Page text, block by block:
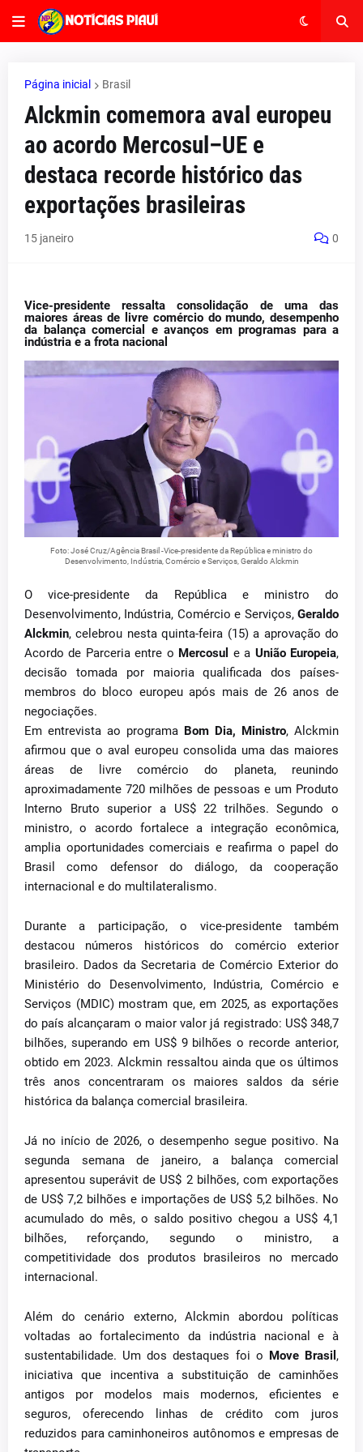
Página inicial Brasil
Alckmin comemora aval europeu
ao acordo Mercosul–UE e
destaca recorde histórico das
exportações brasileiras
15 janeiro 0
Vice-presidente ressalta consolidação de uma das
maiores áreas de livre comércio do mundo, desempenho
da balança comercial e avanços em programas para a
indústria e a frota nacional
Foto: José Cruz/Agência Brasil -Vice-presidente da República e ministro do
Desenvolvimento, Indústria, Comércio e Serviços, Geraldo Alckmin
O vice-presidente da República e ministro do
Desenvolvimento, Indústria, Comércio e Serviços, Geraldo
Alckmin, celebrou nesta quinta-feira (15) a aprovação do
Acordo de Parceria entre o Mercosul e a União Europeia,
decisão tomada por maioria qualificada dos países-
membros do bloco europeu após mais de 26 anos de
negociações.
Em entrevista ao programa Bom Dia, Ministro, Alckmin
afirmou que o aval europeu consolida uma das maiores
áreas de livre comércio do planeta, reunindo
aproximadamente 720 milhões de pessoas e um Produto
Interno Bruto superior a US$ 22 trilhões. Segundo o
ministro, o acordo fortalece a integração econômica,
amplia oportunidades comerciais e reafirma o papel do
Brasil como defensor do diálogo, da cooperação
internacional e do multilateralismo.
Durante a participação, o vice-presidente também
destacou números históricos do comércio exterior
brasileiro. Dados da Secretaria de Comércio Exterior do
Ministério do Desenvolvimento, Indústria, Comércio e
Serviços (MDIC) mostram que, em 2025, as exportações
do país alcançaram o maior valor já registrado: US$ 348,7
bilhões, superando em US$ 9 bilhões o recorde anterior,
obtido em 2023. Alckmin ressaltou ainda que os últimos
três anos concentraram os maiores saldos da série
histórica da balança comercial brasileira.
Já no início de 2026, o desempenho segue positivo. Na
segunda semana de janeiro, a balança comercial
apresentou superávit de US$ 2 bilhões, com exportações
de US$ 7,2 bilhões e importações de US$ 5,2 bilhões. No
acumulado do mês, o saldo positivo chegou a US$ 4,1
bilhões, reforçando, segundo o ministro, a
competitividade dos produtos brasileiros no mercado
internacional.
Além do cenário externo, Alckmin abordou políticas
voltadas ao fortalecimento da indústria nacional e à
sustentabilidade. Um dos destaques foi o Move Brasil ,
iniciativa que incentiva a substituição de caminhões
antigos por modelos mais modernos, eficientes e
seguros, oferecendo linhas de crédito com juros
reduzidos para caminhoneiros autônomos e empresas de